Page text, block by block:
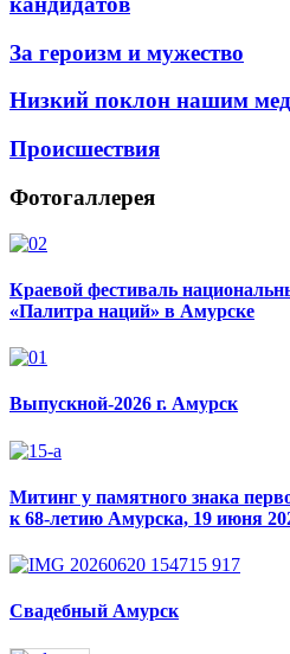
За героизм и мужество
Низкий поклон нашим
Происшествия
Фотогаллерея
Краевой фестиваль
«Палитра наций» в Амурске
Выпускной-2026 г. Амурск
Митинг у памятного знака
к 68-летию Амурска, 19 июня
Свадебный Амурск